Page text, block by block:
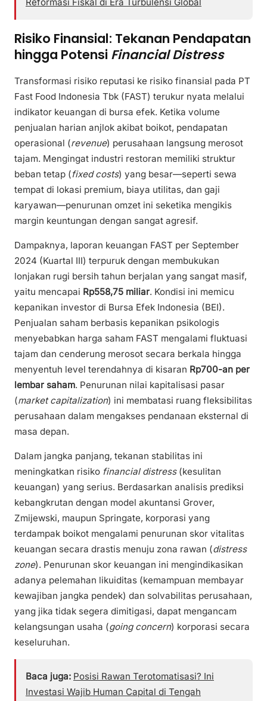
Reformasi Fiskal di Era Turbulensi Global
Risiko Finansial: Tekanan Pendapatan
hingga Potensi Financial Distress
Transformasi risiko reputasi ke risiko finansial pada PT
Fast Food Indonesia Tbk (FAST) terukur nyata melalui
indikator keuangan di bursa efek. Ketika volume
penjualan harian anjlok akibat boikot, pendapatan
operasional (revenue) perusahaan langsung merosot
tajam. Mengingat industri restoran memiliki struktur
beban tetap (fixed costs) yang besar—seperti sewa
tempat di lokasi premium, biaya utilitas, dan gaji
karyawan—penurunan omzet ini seketika mengikis
margin keuntungan dengan sangat agresif.
Dampaknya, laporan keuangan FAST per September
2024 (Kuartal III) terpuruk dengan membukukan
lonjakan rugi bersih tahun berjalan yang sangat masif,
yaitu mencapai Rp558,75 miliar. Kondisi ini memicu
kepanikan investor di Bursa Efek Indonesia (BEI).
Penjualan saham berbasis kepanikan psikologis
menyebabkan harga saham FAST mengalami fluktuasi
tajam dan cenderung merosot secara berkala hingga
menyentuh level terendahnya di kisaran Rp700-an per
lembar saham. Penurunan nilai kapitalisasi pasar
(market capitalization) ini membatasi ruang fleksibilitas
perusahaan dalam mengakses pendanaan eksternal di
masa depan.
Dalam jangka panjang, tekanan stabilitas ini
meningkatkan risiko financial distress(kesulitan
keuangan) yang serius. Berdasarkan analisis prediksi
kebangkrutan dengan model akuntansi Grover,
Zmijewski, maupun Springate, korporasi yang
terdampak boikot mengalami penurunan skor vitalitas
keuangan secara drastis menuju zona rawan (distress
zone). Penurunan skor keuangan ini mengindikasikan
adanya pelemahan likuiditas (kemampuan membayar
kewajiban jangka pendek) dan solvabilitas perusahaan,
yang jika tidak segera dimitigasi, dapat mengancam
kelangsungan usaha (going concern) korporasi secara
keseluruhan.
Baca juga: Posisi Rawan Terotomatisasi? Ini
Investasi Wajib Human Capital di Tengah